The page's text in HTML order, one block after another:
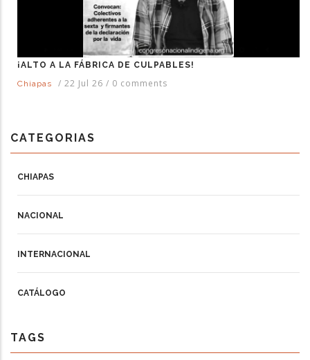
¡ALTO A LA FÁBRICA DE CULPABLES!
Chiapas
/ 22 Jul 26 / 0 comments
CATEGORIAS
CHIAPAS
NACIONAL
INTERNACIONAL
CATÁLOGO
TAGS